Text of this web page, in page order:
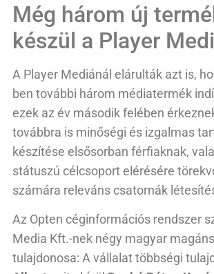
Még három új
készül a Player
A Player Mediánál elárulták azt is,
ben további három médiatermék
ezek az év második felében
továbbra is minőségi és izgalmas
készítése elsősorban férfiaknak,
státuszú célcsoport elérésére
számára releváns csatornák
Az Opten céginformációs rendszer
Media Kft.-nek négy magyar
tulajdonosa: A vállalat többségi